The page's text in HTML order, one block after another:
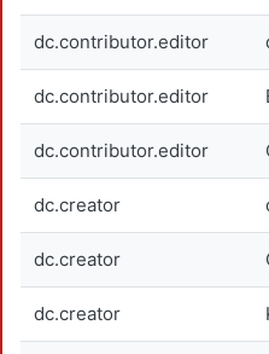
dc.contributor.editor
dc.contributor.editor
dc.contributor.editor
dc.creator
dc.creator
dc.creator